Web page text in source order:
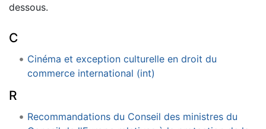
dessous.
C
Cinéma et exception culturelle en droit du
commerce international (int)
R
Recommandations du Conseil des ministres du